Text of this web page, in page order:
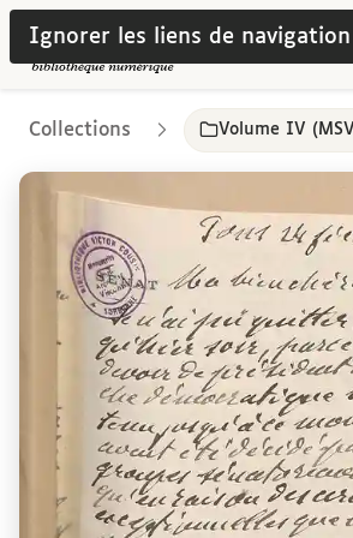
Ignorer les liens de navigation
Collections Volume IV